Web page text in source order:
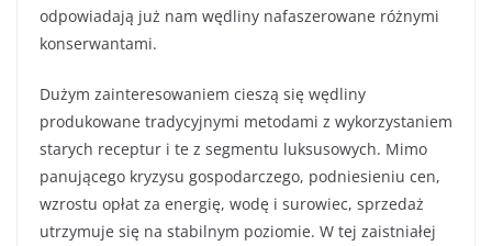
odpowiadają już nam wędliny nafaszerowane różnymi
konserwantami.
Dużym zainteresowaniem cieszą się wędliny
produkowane tradycyjnymi metodami z wykorzystaniem
starych receptur i te z segmentu luksusowych. Mimo
panującego kryzysu gospodarczego, podniesieniu cen,
wzrostu opłat za energię, wodę i surowiec, sprzedaż
utrzymuje się na stabilnym poziomie. W tej zaistniałej